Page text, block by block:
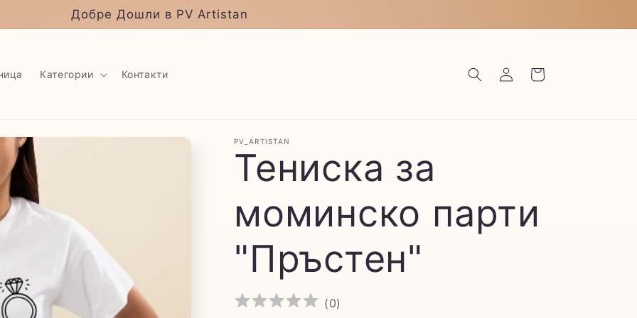
Добре Дошли в PV Artistan
Категории Контакти ВлизанеКоличка
PV_ARTISTAN
Тениска за
моминско парти
"Пръстен"
(0)